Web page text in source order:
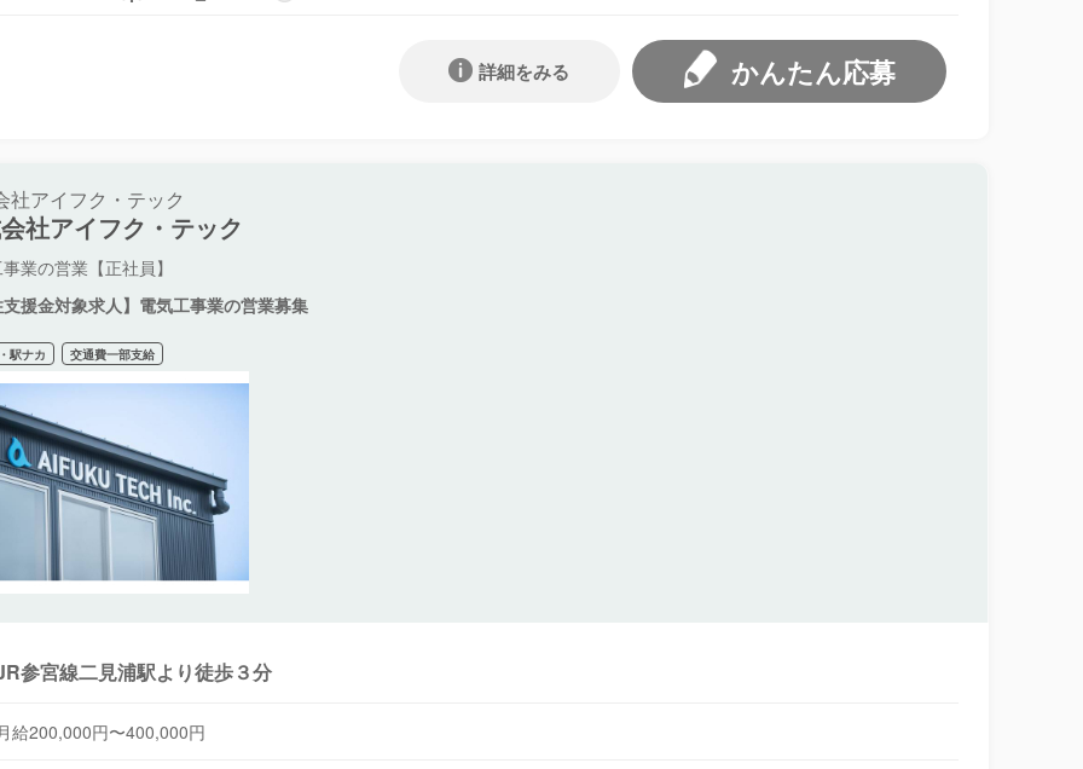
かんたん応募
詳細をみる
社アイフク・テック
社アイフク・テック
業の営業【正社員】
援金対象求人】電気工事業の営業募集
駅ナカ 交通費一部支給
参宮線二見浦駅より徒歩３分
給200,000円〜400,000円